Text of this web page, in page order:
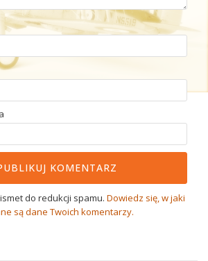
do redukcji spamu. Dowiedz się, w jaki
są dane Twoich komentarzy.